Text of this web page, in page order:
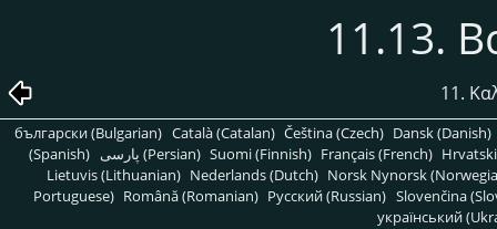
11.13.
11.
български (Bulgarian) Català (Catalan) Čeština (Czech) Dansk (Danish)
(Spanish)
پارسی (Persian) Suomi (Finnish) Français (French)
Lietuvis (Lithuanian) Nederlands (Dutch) Norsk Nynorsk
Portuguese) Română (Romanian) Pусский (Russian) Slovenčina
український